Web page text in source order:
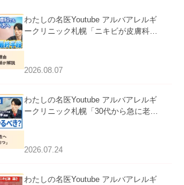
わたしの名医Youtube アルバアレルギ
ークリニック札幌「ニキビが皮膚科で
ました。
2026.08.07
わたしの名医Youtube アルバアレルギ
ークリニック札幌「30代から急に老け
た。
2026.07.24
わたしの名医Youtube アルバアレルギ